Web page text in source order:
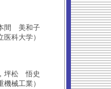
間 美和子
医科大学）
坪松 悟史
機械工業）